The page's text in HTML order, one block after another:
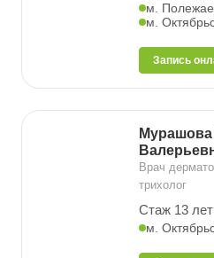
м.
м.
Запись
Мурашова
Врач
трихолог
Стаж 13 лет
м.